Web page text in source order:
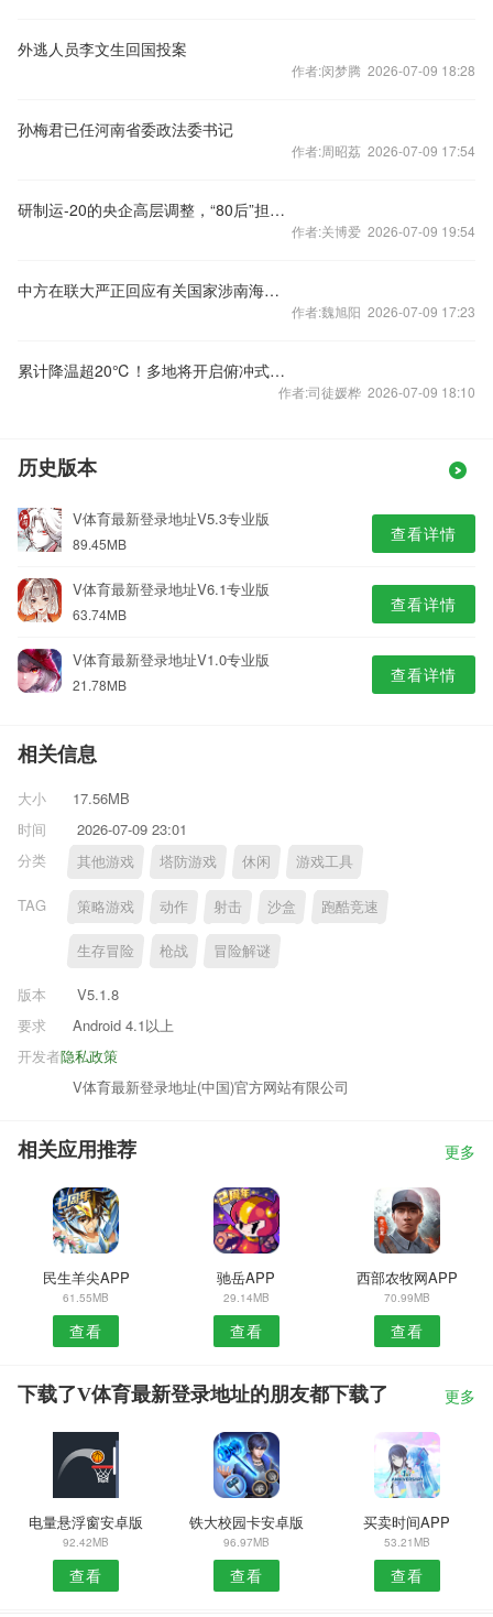
外逃人员李文生回国投案
作者:闵梦腾 2026-07-09 18:28
孙梅君已任河南省委政法委书记
作者:周昭荔 2026-07-09 17:54
研制运-20的央企高层调整，“80后”担任总经理
作者:关博爱 2026-07-09 19:54
中方在联大严正回应有关国家涉南海问题错误言论
作者:魏旭阳 2026-07-09 17:23
累计降温超20℃！多地将开启俯冲式降温
作者:司徒媛桦 2026-07-09 18:10
历史版本
V体育最新登录地址V5.3专业版
89.45MB 查看详情
V体育最新登录地址V6.1专业版
63.74MB 查看详情
V体育最新登录地址V1.0专业版
21.78MB 查看详情
相关信息
大小
17.56MB
时间
2026-07-09 23:01
分类
其他游戏 塔防游戏 休闲 游戏工具
TAG 策略游戏 动作 射击 沙盒 跑酷竞速
生存冒险 枪战 冒险解谜
版本
V5.1.8
要求
Android 4.1以上
隐私政策
开发者
V体育最新登录地址(中国)官方网站有限公司
相关应用推荐 更多
民生羊尖APP
61.55MB
查看
驰岳APP
29.14MB
查看
西部农牧网APP
70.99MB
查看
下载了V体育最新登录地址的朋友都下载了 更多
电量悬浮窗安卓版
92.42MB
查看
铁大校园卡安卓版
96.97MB
查看
买卖时间APP
53.21MB
查看